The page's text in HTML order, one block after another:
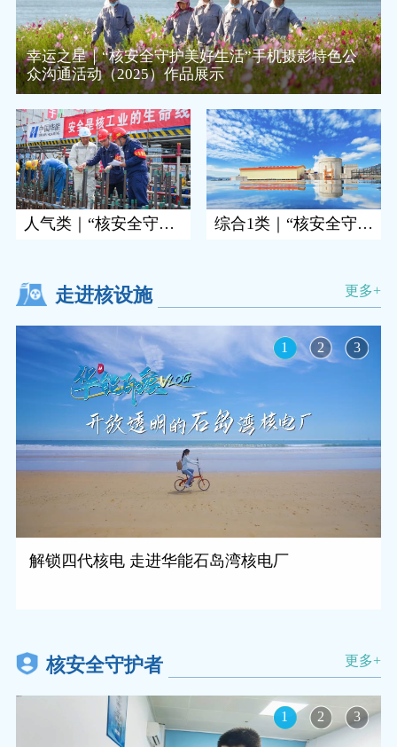
幸运之星｜“核安全守护美好生活”手机摄影特色公
众沟通活动（2025）作品展示
人气类｜“核安全守护美好生活... 综合1类｜“核安全守护美好生活...
走进核设施 更多+
1 2 3
解锁四代核电 走进华能石岛湾核电厂
核安全守护者 更多+
1 2 3